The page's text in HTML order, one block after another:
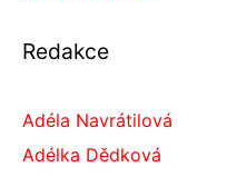
Redakce
Adéla Navrátilová
Adélka Dědková